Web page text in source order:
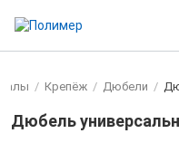
/ Крепёж / Дюбели /
Дюбель